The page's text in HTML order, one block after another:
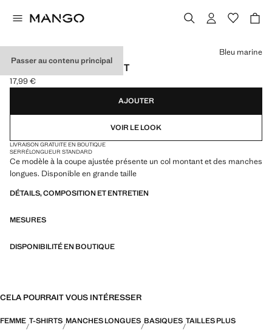
Passer au contenu principal
T-SHIRT À COL MONTANT
Prix actuel [17,99 € ]
17,99 €
Choisissez une couleur
Bleu marine
AJOUTER
VOIR LE LOOK
LIVRAISON GRATUITE EN BOUTIQUE
SERRÉLONGUEUR STANDARD
Ce modèle à la coupe ajustée présente un col montant et des manches
longues. Disponible en grande taille
DÉTAILS, COMPOSITION ET ENTRETIEN
MESURES
DISPONIBILITÉ EN BOUTIQUE
CELA POURRAIT VOUS INTÉRESSER
FEMME T-SHIRTS MANCHES LONGUES BASIQUES TAILLES PLUS